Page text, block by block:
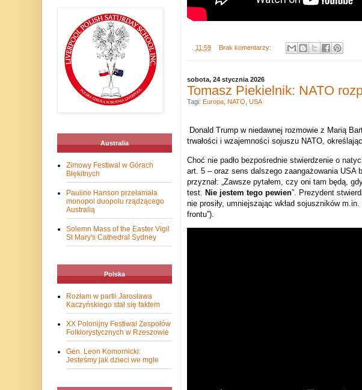
11:59 Brak komentarzy:
sobota, 24 stycznia 2026
Tomasz Piekielnik: NATO
Donald Trump w niedawnej rozmowie z Marią
trwałości i wzajemności sojuszu NATO,
Choć nie padło bezpośrednie stwierdzenie o
art. 5 – oraz sens dalszego zaangażowania USA
przyznał: „Zawsze pytałem, czy oni tam będą,
test. Nie jestem tego pewien”. Prezydent
nie prosiły, umniejszając wkład sojuszników
frontu”).
Tagi: Europa, NATO USA
Australia
Zimowy Festiwal w Górach
Błękitnych
Pauline Hanson przełamała
monopol duopolu rządzącego
Australią
Solemn Mass of the Easter Vigil
St Mary's Cathedral Sydney
Polska
Rozłam w partii Jarosława
Kaczyńskiego stał się faktem
XX Polonijny Festiwal Zespołów
Folklorystycznych w Rzeszowie
Gen. Leon Komornicki:
Jesteśmy jak dzieci we mgle